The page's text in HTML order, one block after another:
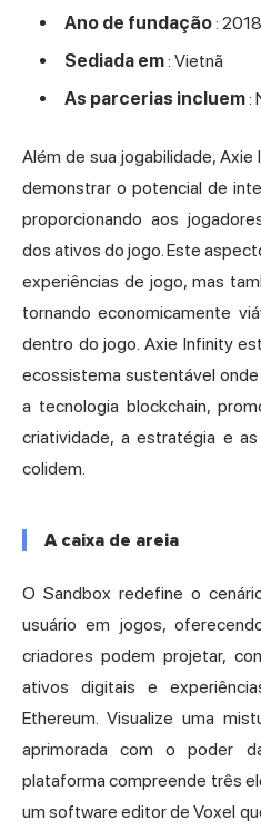
Ano de fundação: 2018
Sediada em: Vietnã
As parcerias incluem:
Além de sua jogabilidade,
demonstrar o potencial de
proporcionando aos
dos ativos do jogo. Este
experiências de jogo, mas
tornando economicamente
dentro do jogo. Axie Infinity
ecossistema sustentável
a tecnologia blockchain,
criatividade, a estratégia e
colidem.
A caixa de areia
O Sandbox redefine o
usuário em jogos,
criadores podem projetar,
ativos digitais e
Ethereum. Visualize uma
aprimorada com o poder
plataforma compreende três
um software editor de Voxel